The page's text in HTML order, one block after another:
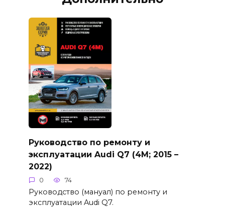
Руководство по ремонту и
эксплуатации Audi Q7 (4M; 2015 –
2022)
0 74
Руководство (мануал) по ремонту и
эксплуатации Audi Q7.